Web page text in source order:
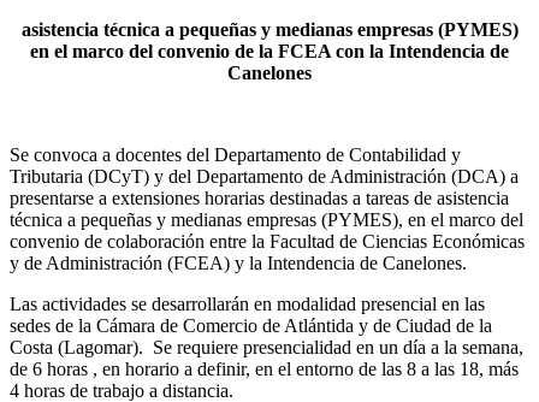
asistencia técnica a pequeñas y medianas empresas (PYMES)
en el marco del convenio de la FCEA con la Intendencia de
Canelones
Se convoca a docentes del Departamento de Contabilidad y
Tributaria (DCyT) y del Departamento de Administración (DCA) a
presentarse a extensiones horarias destinadas a tareas de asistencia
técnica a pequeñas y medianas empresas (PYMES), en el marco del
convenio de colaboración entre la Facultad de Ciencias Económicas
y de Administración (FCEA) y la Intendencia de Canelones.
Las actividades se desarrollarán en modalidad presencial en las
sedes de la Cámara de Comercio de Atlántida y de Ciudad de la
Costa (Lagomar). Se requiere presencialidad en un día a la semana,
de 6 horas , en horario a definir, en el entorno de las 8 a las 18, más
4 horas de trabajo a distancia.